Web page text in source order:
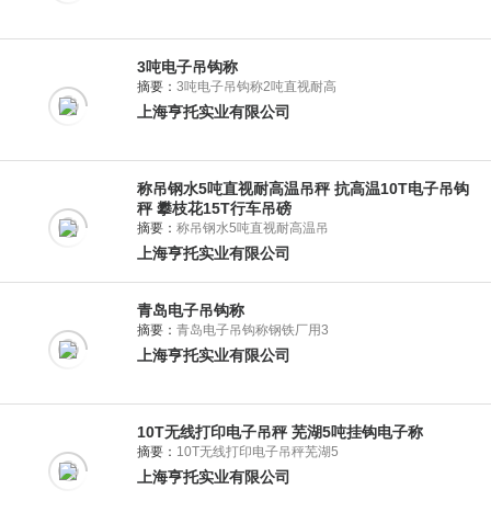
3吨电子吊钩称
摘要： 3吨电子吊钩称2吨直视耐高
上海亨托实业有限公司
称吊钢水5吨直视耐高温吊秤 抗高温10T电子吊钩
秤 攀枝花15T行车吊磅
摘要： 称吊钢水5吨直视耐高温吊
上海亨托实业有限公司
青岛电子吊钩称
摘要： 青岛电子吊钩称钢铁厂用3
上海亨托实业有限公司
10T无线打印电子吊秤 芜湖5吨挂钩电子称
摘要： 10T无线打印电子吊秤芜湖5
上海亨托实业有限公司